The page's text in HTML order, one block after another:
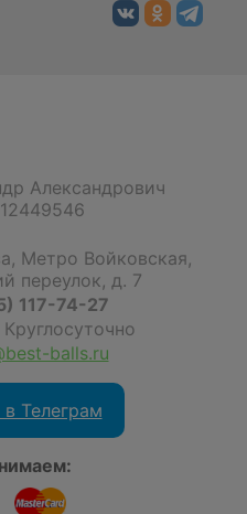
Александрович
, Метро Войковская,
переулок, д. 7
117-74-27
balls.ru
Телеграм